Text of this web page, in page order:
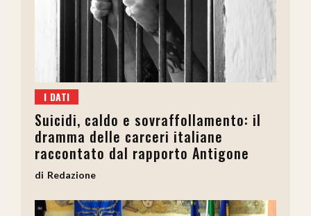
I DATI
Suicidi, caldo e sovraffollamento: il
dramma delle carceri italiane
raccontato dal rapporto Antigone
Redazione